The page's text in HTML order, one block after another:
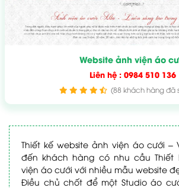
Website ảnh viện áo
Liên hệ : 0984 510 136
(88 khách hàng đã
Thiết kế website ảnh viện áo cưới –
đến khách hàng có nhu cầu Thiết
viện áo cưới với nhiều mẫu website
Điều chủ chốt để một Studio áo